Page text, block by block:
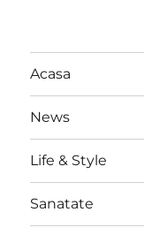
Acasa
News
Life & Style
Sanatate